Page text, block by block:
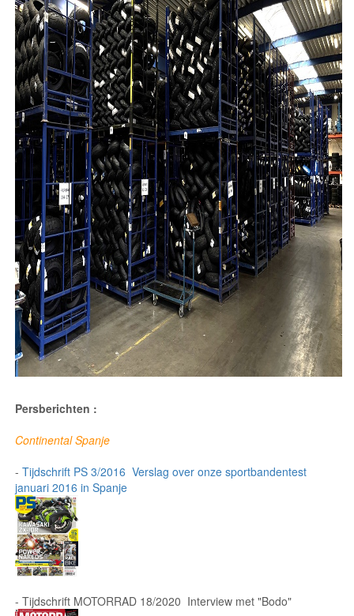
Persberichten :
Continental Spanje
- Tijdschrift PS 3/2016 Verslag over onze sportbandentest
januari 2016 in Spanje
- Tijdschrift MOTORRAD 18/2020 Interview met "Bodo"